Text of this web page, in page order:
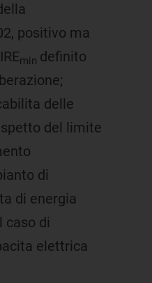
positivo ma
min definito
delle
del limite
di
di energia
caso di
elettrica